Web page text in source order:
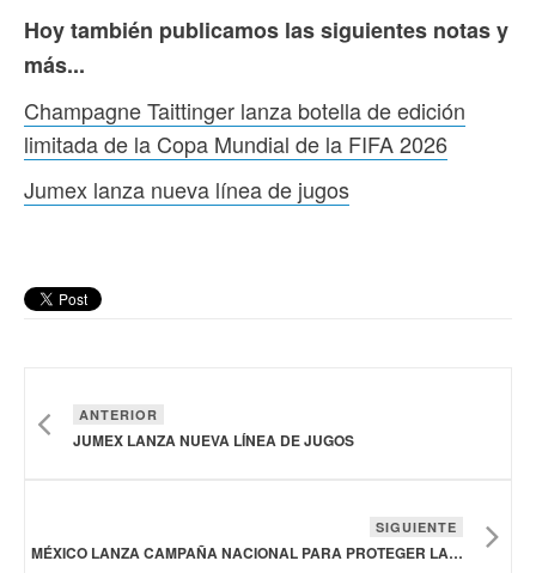
Hoy también publicamos las siguientes notas y
más...
Champagne Taittinger lanza botella de edición
limitada de la Copa Mundial de la FIFA 2026
Jumex lanza nueva línea de jugos
ANTERIOR
JUMEX LANZA NUEVA LÍNEA DE JUGOS
SIGUIENTE
MÉXICO LANZA CAMPAÑA NACIONAL PARA PROTEGER LA SALUD DE LAS ABEJAS Y DE LA APICULTURA